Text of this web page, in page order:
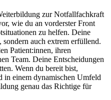
zur Notfallfachkraft
wie du an vorderster Front
zu helfen. Deine
auch extrem erfüllend.
Patient:innen, ihren
Team. Deine Entscheidungen
Wenn du bereit bist,
in einem dynamischen Umfeld
genau das Richtige für